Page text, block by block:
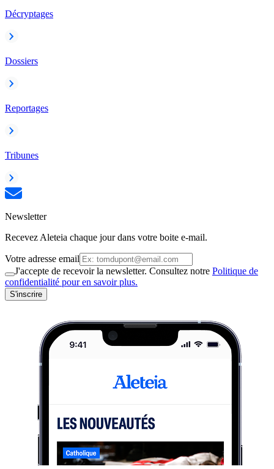
Décryptages
Dossiers
Reportages
Tribunes
Newsletter
Recevez Aleteia chaque jour dans votre boite e-mail.
Votre adresse email
J'accepte de recevoir la newsletter. Consultez notre Politique de
confidentialité pour en savoir plus.
S'inscrire